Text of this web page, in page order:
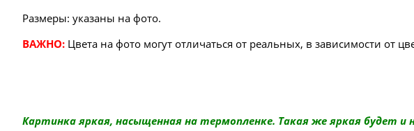
Размеры: указаны на фото.
ВАЖНО: Цвета на фото могут отличаться от реальных, в зависимости от
Картинка яркая, насыщенная на термопленке. Такая же яркая будет и